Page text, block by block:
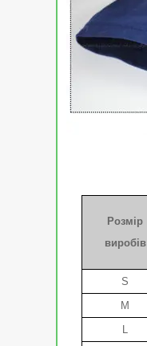
Розмір
виробів
S
M
L